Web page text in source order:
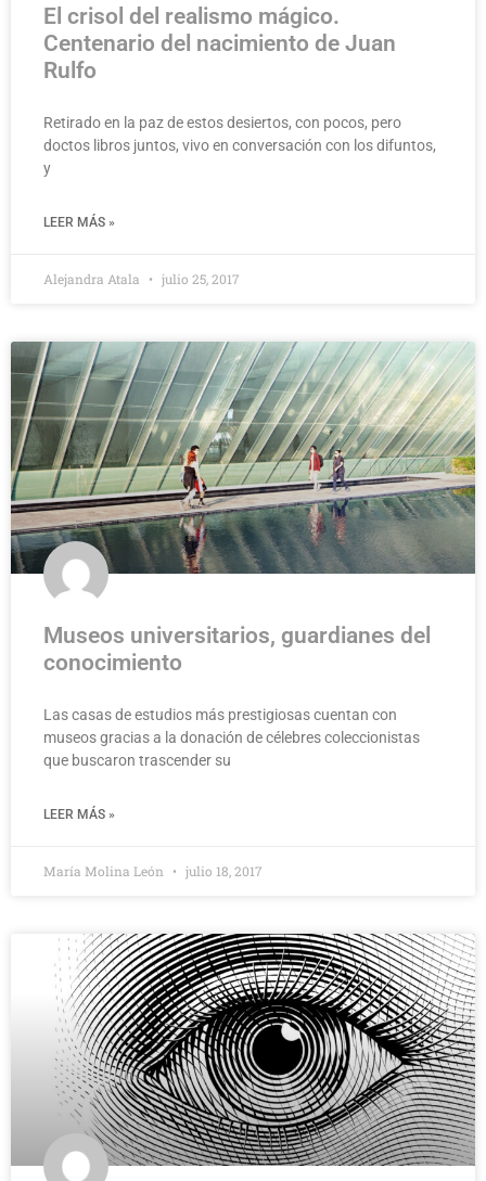
El crisol del realismo mágico.
Centenario del nacimiento de Juan
Rulfo
Retirado en la paz de estos desiertos, con pocos, pero
doctos libros juntos, vivo en conversación con los difuntos,
y
LEER MÁS »
Alejandra Atala julio 25, 2017
Museos universitarios, guardianes del
conocimiento
Las casas de estudios más prestigiosas cuentan con
museos gracias a la donación de célebres coleccionistas
que buscaron trascender su
LEER MÁS »
María Molina León julio 18, 2017